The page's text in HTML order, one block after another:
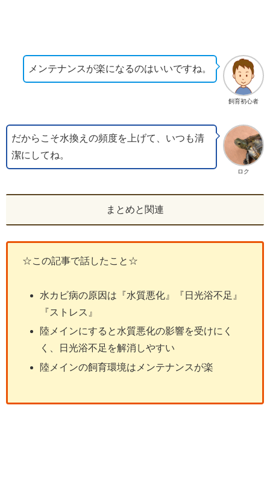
飼育初心者
メンテナンスが楽になるのはいいですね。
ロク
だからこそ水換えの頻度を上げて、いつも清
潔にしてね。
まとめと関連
☆この記事で話したこと☆
水カビ病の原因は『水質悪化』『日光浴不足』
『ストレス』
陸メインにすると水質悪化の影響を受けにく
く、日光浴不足を解消しやすい
陸メインの飼育環境はメンテナンスが楽